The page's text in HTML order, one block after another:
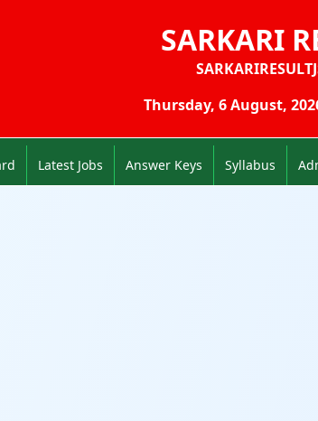
SARKARI
Thursday, 6 August,
Latest Jobs Answer Keys Syllabus